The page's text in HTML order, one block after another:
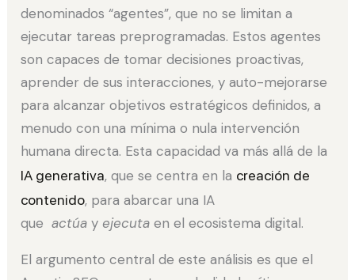
denominados “agentes”, que no se limitan a
ejecutar tareas preprogramadas. Estos agentes
son capaces de tomar decisiones proactivas,
aprender de sus interacciones, y auto-mejorarse
para alcanzar objetivos estratégicos definidos, a
menudo con una mínima o nula intervención
humana directa. Esta capacidad va más allá de la
IA generativa, que se centra en la creación de
contenido, para abarcar una IA
queactúa y ejecuta en el ecosistema digital.
El argumento central de este análisis es que el